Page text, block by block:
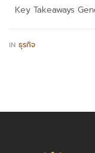
Key Takeaways
IN ธุรกิจ